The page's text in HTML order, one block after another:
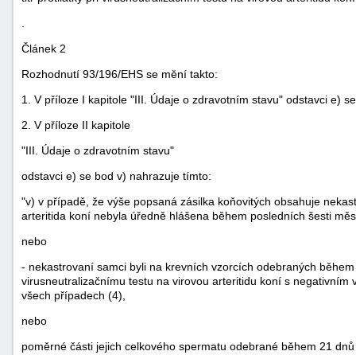
Článek 2
Rozhodnutí 93/196/EHS se mění takto:
1. V příloze I kapitole "III. Údaje o zdravotním stavu" odstavci e)
2. V příloze II kapitole
"III. Údaje o zdravotním stavu"
odstavci e) se bod v) nahrazuje tímto:
"v) v případě, že výše popsaná zásilka koňovitých obsahuje
arteritida koní nebyla úředně hlášena během posledních šesti
nebo
- nekastrovaní samci byli na krevních vzorcích odebraných
virusneutralizačnímu testu na virovou arteritidu koní s
všech případech (4),
nebo
poměrné části jejich celkového spermatu odebrané během 21